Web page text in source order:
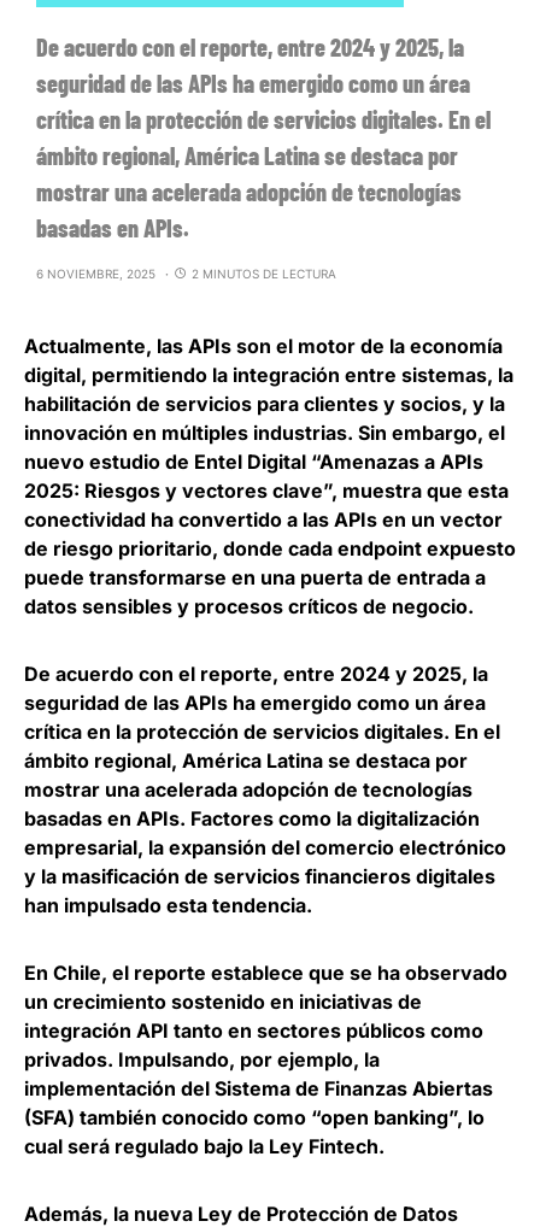
De acuerdo con el reporte, entre 2024 y 2025, la
seguridad de las APIs ha emergido como un área
crítica en la protección de servicios digitales. En el
ámbito regional, América Latina se destaca por
mostrar una acelerada adopción de tecnologías
basadas en APIs.
6 NOVIEMBRE, 2025 2 MINUTOS DE LECTURA
Actualmente, las APIs son el motor de la economía
digital, permitiendo la integración entre sistemas, la
habilitación de servicios para clientes y socios, y la
innovación en múltiples industrias. Sin embargo, el
nuevo estudio de Entel Digital “Amenazas a APIs
2025: Riesgos y vectores clave”, muestra que esta
conectividad ha convertido a las APIs en un vector
de riesgo prioritario, donde cada endpoint expuesto
puede transformarse en una puerta de entrada a
datos sensibles y procesos críticos de negocio.
De acuerdo con el reporte, entre 2024 y 2025, la
seguridad de las APIs ha emergido como un área
crítica en la protección de servicios digitales. En el
ámbito regional, América Latina se destaca por
mostrar una acelerada adopción de tecnologías
basadas en APIs. Factores como la digitalización
empresarial, la expansión del comercio electrónico
y la masificación de servicios financieros digitales
han impulsado esta tendencia.
En Chile, el reporte establece que se ha observado
un crecimiento sostenido en iniciativas de
integración API tanto en sectores públicos como
privados. Impulsando, por ejemplo, la
implementación del Sistema de Finanzas Abiertas
(SFA) también conocido como “open banking”, lo
cual será regulado bajo la Ley Fintech.
Además, la nueva Ley de Protección de Datos